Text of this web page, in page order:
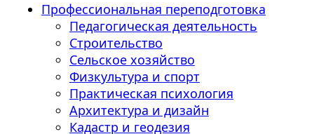
Профессиональная переподготовка
Педагогическая деятельность
Строительство
Сельское хозяйство
Физкультура и спорт
Практическая психология
Архитектура и дизайн
Кадастр и геодезия